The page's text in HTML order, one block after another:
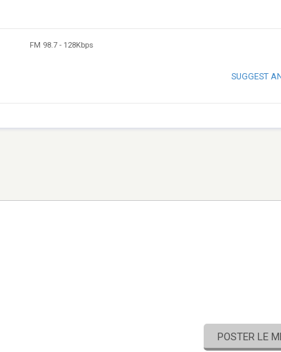
FM 98.7 - 128Kbps
SUGGEST
POSTER LE